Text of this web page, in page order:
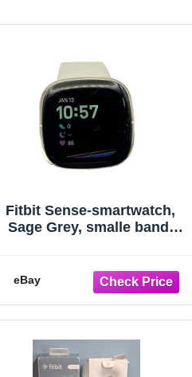
Fitbit Sense-smartwatch,
Sage Grey, smalle band,
eBay